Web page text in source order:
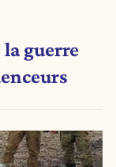
guerre